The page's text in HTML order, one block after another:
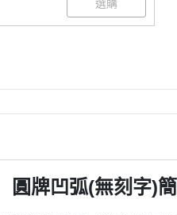
圓牌凹弧(無刻字)